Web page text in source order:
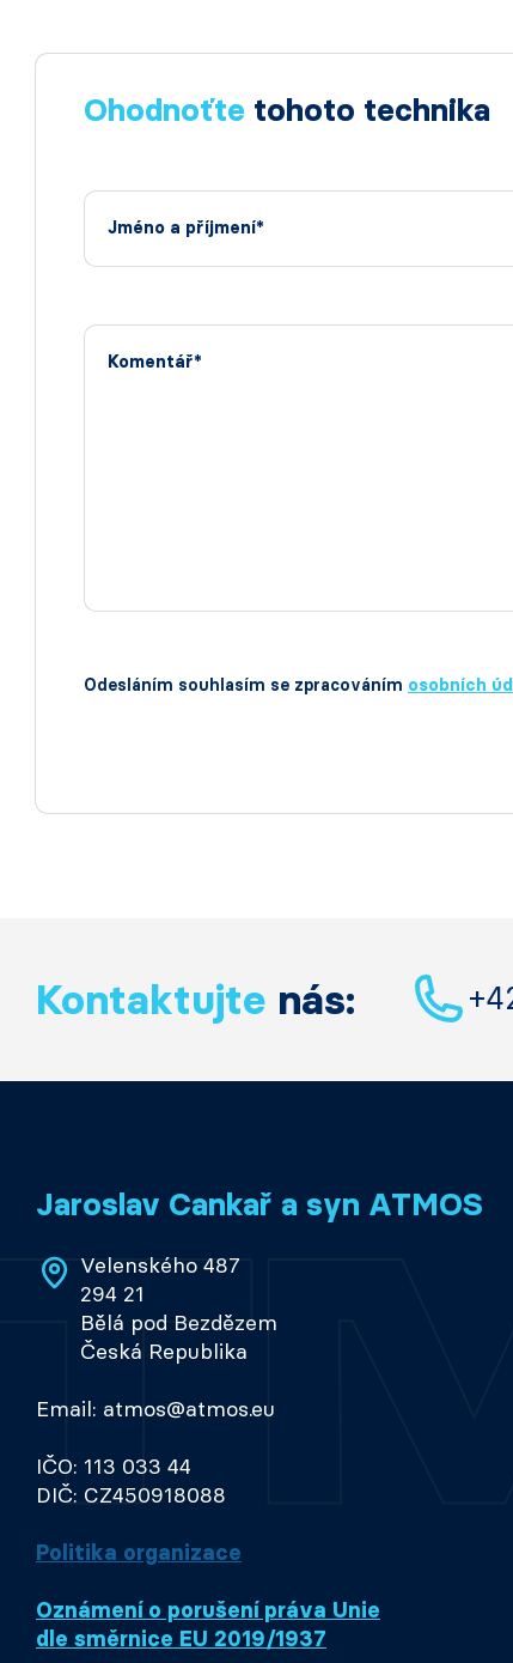
Ohodnoťte tohoto technika
Jméno a příjmení*
Komentář*
Odesláním souhlasím se zpracováním osobních
Kontaktujte nás:
Jaroslav Cankař a syn ATMOS
Velenského 487
294 21
Bělá pod Bezdězem
Česká Republika
Email: atmos@atmos.eu
IČO: 113 033 44
DIČ: CZ450918088
Politika organizace
Oznámení o porušení práva Unie
dle směrnice EU 2019/1937